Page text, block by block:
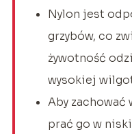
Nylon jest
grzybów, co
żywotność
wysokiej
Aby zachować
prać go w